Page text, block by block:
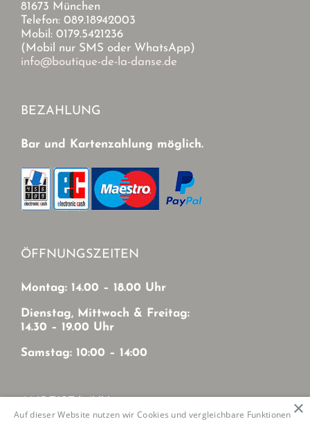
81673 München
Telefon: 089.18942003
Mobil: 0179.5421236
(Mobil nur SMS oder WhatsApp)
info@boutique-de-la-danse.de
BEZAHLUNG
Bar und Kartenzahlung möglich.
ÖFFNUNGSZEITEN
Montag: 14.00 – 18.00 Uhr
Dienstag, Mittwoch & Freitag:
14.30 – 19.00 Uhr
Samstag: 10:00 – 14:00
Auf dieser Website nutzen wir Cookies und vergleichbare Funktionen ×